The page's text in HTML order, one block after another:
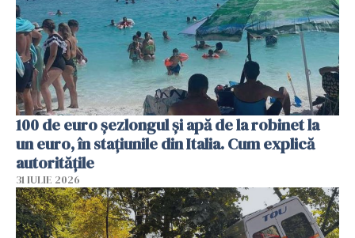
100 de euro șezlongul și apă de la robinet la
un euro, în stațiunile din Italia. Cum explică
autoritățile
31 IULIE 2026